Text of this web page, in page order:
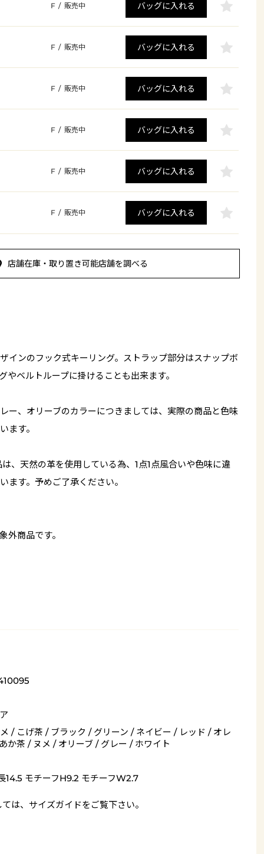
F / 販売中 バッグに入れる
F / 販売中 バッグに入れる
F / 販売中 バッグに入れる
F / 販売中 バッグに入れる
F / 販売中 バッグに入れる
F / 販売中 バッグに入れる
店舗在庫・取り置き可能店舗を調べる
インのフック式キーリング。ストラップ部分はスナップボ
やベルトループに掛けることも出来ます。
ー、オリーブのカラーにつきましては、実際の商品と色味
ます。
、天然の革を使用している為、1点1点風合いや色味に違
ます。予めご了承ください。
外商品です。
/ こげ茶 / ブラック / グリーン / ネイビー / レッド / オレ
か茶 / ヌメ / オリーブ / グレー / ホワイト
14.5 モチーフH9.2 モチーフW2.7
は、 サイズガイドをご覧下さい。